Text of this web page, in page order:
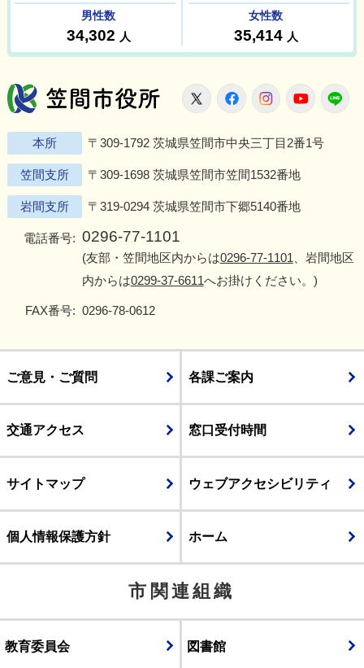
笠間市役所
X FacebookInstagram
本所 〒309-1792 茨城県笠間市中央三丁目2番1号
笠間支所 〒309-1698 茨城県笠間市笠間1532番地
岩間支所 〒319-0294 茨城県笠間市下郷5140番地
電話番号: 0296-77-1101
(友部・笠間地区内からは0296-77-1101 、岩間地区
内からは0299-37-6611へお掛けください。)
FAX番号: 0296-78-0612
ご意見・ご質問 各課ご案内
交通アクセス 窓口受付時間
サイトマップ ウェブアクセシビリティ
個人情報保護方針 ホーム
市関連組織
教育委員会 図書館